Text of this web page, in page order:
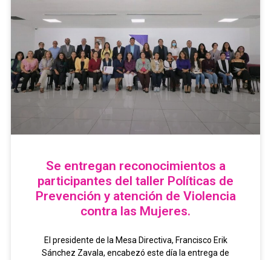
Se entregan reconocimientos a
participantes del taller Políticas de
Prevención y atención de Violencia
contra las Mujeres.
El presidente de la Mesa Directiva, Francisco Erik
Sánchez Zavala, encabezó este día la entrega de